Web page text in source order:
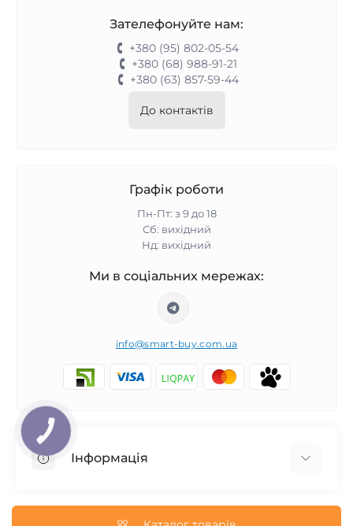
Зателефонуйте нам:
+380 (95) 802-05-54
+380 (68) 988-91-21
+380 (63) 857-59-44
До контактів
Графік роботи
Пн-Пт: з 9 до 18
Сб: вихідний
Нд: вихідний
Ми в соціальних мережах:
info@smart-buy.com.ua
Інформація
КНОПКА
ЗВ'ЯЗКУ